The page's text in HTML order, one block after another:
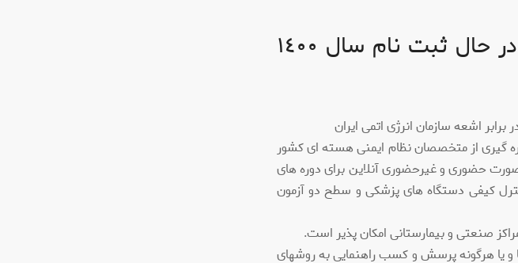
ثبت نام سال ١٤٠٠
گیری از متخصصان نظام ایمنی هسته ای کشور
حضوری و غیرحضوری آنلاین برای دوره های
کیفی دستگاه های پزشکی و سطح دو آزمون
صنعتی و بیمارستانی امکان پذیر است.
و یا هرگونه پرسش و کسب راهنمایی به روشهای